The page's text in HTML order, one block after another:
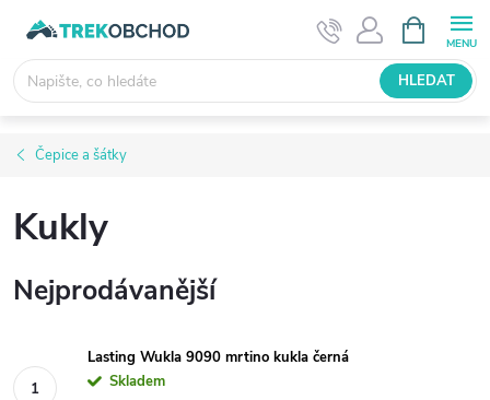
obsah
NÁKUPNÍ
KOŠÍK
HLEDAT
Čepice a šátky
Kukly
Nejprodávanější
Lasting Wukla 9090 mrtino kukla černá
Skladem